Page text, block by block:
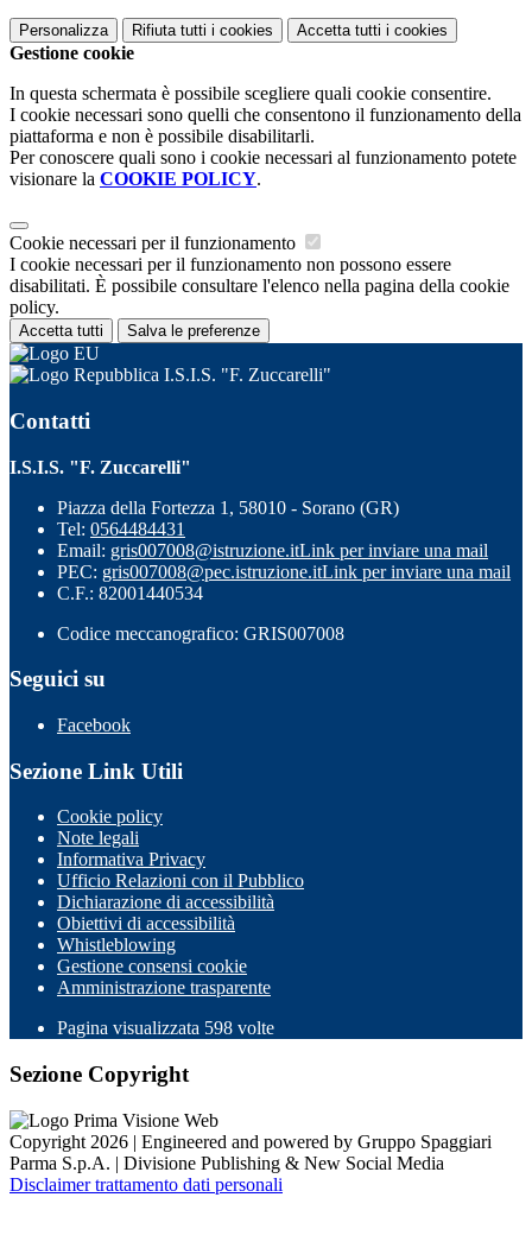
Personalizza Rifiuta tutti i cookies Accetta tutti i cookies
Gestione cookie
In questa schermata è possibile scegliere quali cookie consentire.
I cookie necessari sono quelli che consentono il funzionamento della
piattaforma e non è possibile disabilitarli.
Per conoscere quali sono i cookie necessari al funzionamento potete
visionare la COOKIE POLICY.
Cookie necessari per il funzionamento
I cookie necessari per il funzionamento non possono essere
disabilitati. È possibile consultare l'elenco nella pagina della cookie
policy.
Accetta tutti Salva le preferenze
I.S.I.S. "F. Zuccarelli"
Contatti
I.S.I.S. "F. Zuccarelli"
Piazza della Fortezza 1, 58010 - Sorano (GR)
Tel: 0564484431
Email: gris007008@istruzione.itLink per inviare una mail
PEC: gris007008@pec.istruzione.itLink per inviare una mail
C.F.: 82001440534
Codice meccanografico: GRIS007008
Seguici su
Facebook
Sezione Link Utili
Cookie policy
Note legali
Informativa Privacy
Ufficio Relazioni con il Pubblico
Dichiarazione di accessibilità
Obiettivi di accessibilità
Whistleblowing
Gestione consensi cookie
Amministrazione trasparente
Pagina visualizzata 598 volte
Sezione Copyright
Copyright 2026 | Engineered and powered by Gruppo Spaggiari
Parma S.p.A. | Divisione Publishing & New Social Media
Disclaimer trattamento dati personali